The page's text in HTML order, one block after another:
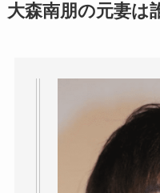
大森南朋の元妻は